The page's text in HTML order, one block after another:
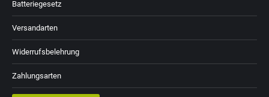
Batteriegesetz
Versandarten
Widerrufsbelehrung
Zahlungsarten